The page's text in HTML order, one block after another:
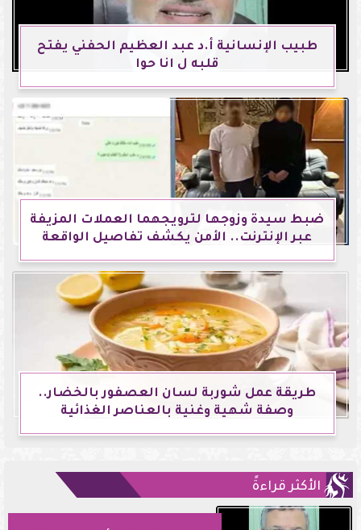
طبيب الإنسانية أ.د عبد العظيم الحفني يفتح
قلبه ل انا حوا
ضبط سيدة وزوجها لترويجهما العملات المزيفة
عبر الإنترنت.. الأمن يكشف تفاصيل الواقعة
طريقة عمل شوربة لسان العصفور بالخضار..
وصفة شهية وغنية بالعناصر الغذائية
الأكثر قراءةً